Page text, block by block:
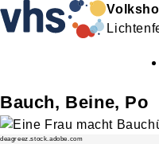
Bauch, Beine, Po
deagreez.stock.adobe.com